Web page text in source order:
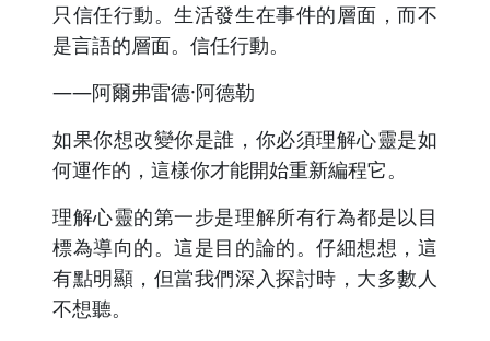
只信任行動。生活發生在事件的層面，而不
是言語的層面。信任行動。
——阿爾弗雷德·阿德勒
如果你想改變你是誰，你必須理解心靈是如
何運作的，這樣你才能開始重新編程它。
理解心靈的第一步是理解所有行為都是以目
標為導向的。這是目的論的。仔細想想，這
有點明顯，但當我們深入探討時，大多數人
不想聽。